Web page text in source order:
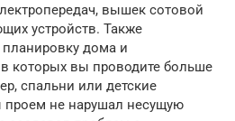
вышек сотовой
устройств. Также
дома и
которых вы проводите больше
спальни или детские
не нарушал несущую